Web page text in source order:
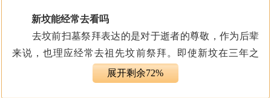
新坟能经常去看吗
去坟前扫墓祭拜表达的是对于逝者的尊敬，作为后辈
来说，也理应经常去祖先坟前祭拜。即使新坟在三年之
内，也是可以经常去看的。在去祭拜的时候，需要遵循一
展开剩余72%